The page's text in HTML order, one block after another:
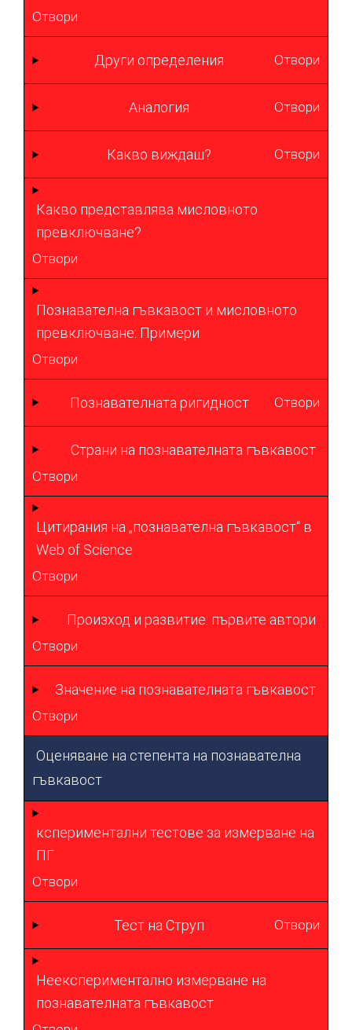
Отвори
Други определения Отвори
Аналогия Отвори
Какво виждаш? Отвори
Какво представлява мисловното
превключване?
Отвори
Познавателна гъвкавост и мисловното
превключване: Примери
Отвори
Познавателната ригидност Отвори
Страни на познавателната гъвкавост
Отвори
Цитирания на „познавателна гъвкавост“ в
Web of Science
Отвори
Произход и развитие: първите автори
Отвори
Значение на познавателната гъвкавост
Отвори
Оценяване на степента на познавателна
гъвкавост
кспериментални тестове за измерване на
ПГ
Отвори
Тест на Струп Отвори
Неекспериментално измерване на
познавателната гъвкавост